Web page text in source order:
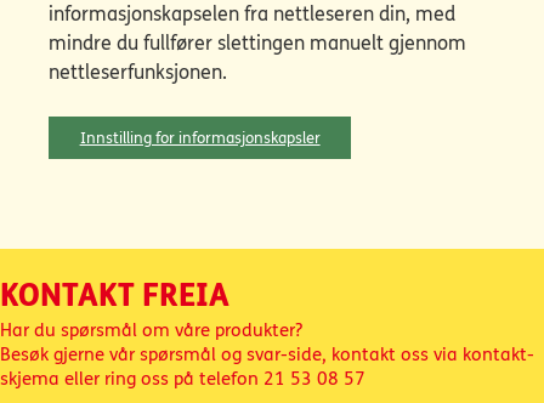
informasjonskapselen fra nettleseren din, med
mindre du fullfører slettingen manuelt gjennom
nettleserfunksjonen.
Innstilling for informasjonskapsler
KONTAKT FREIA
Har du spørsmål om våre produkter?
Besøk gjerne vår spørsmål og svar-side, kontakt oss via kontakt-
skjema eller ring oss på telefon 21 53 08 57